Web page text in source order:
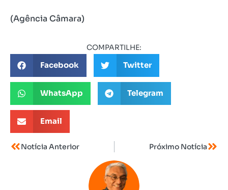
(Agência Câmara)
COMPARTILHE:
Facebook Twitter
WhatsApp Telegram
Email
Notícia Anterior Próximo Notícia